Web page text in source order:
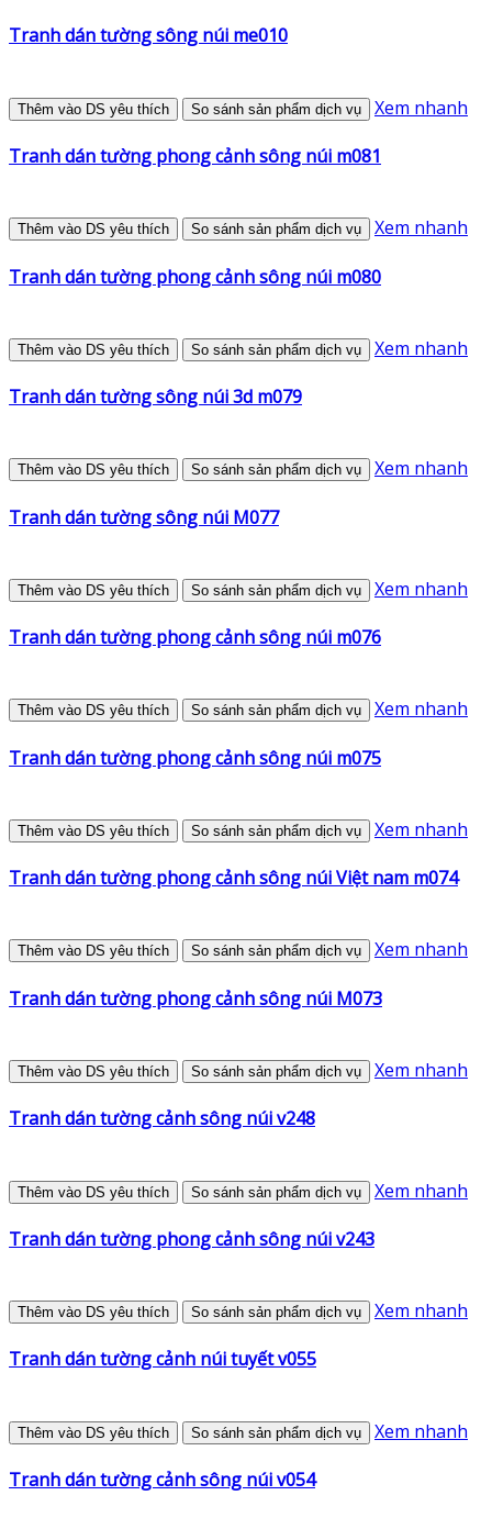
Tranh dán tường sông núi me010
Thêm vào DS yêu thích So sánh sản phẩm dịch vụ Xem nhanh
Tranh dán tường phong cảnh sông núi m081
Thêm vào DS yêu thích So sánh sản phẩm dịch vụ Xem nhanh
Tranh dán tường phong cảnh sông núi m080
Thêm vào DS yêu thích So sánh sản phẩm dịch vụ Xem nhanh
Tranh dán tường sông núi 3d m079
Thêm vào DS yêu thích So sánh sản phẩm dịch vụ Xem nhanh
Tranh dán tường sông núi M077
Thêm vào DS yêu thích So sánh sản phẩm dịch vụ Xem nhanh
Tranh dán tường phong cảnh sông núi m076
Thêm vào DS yêu thích So sánh sản phẩm dịch vụ Xem nhanh
Tranh dán tường phong cảnh sông núi m075
Thêm vào DS yêu thích So sánh sản phẩm dịch vụ Xem nhanh
Tranh dán tường phong cảnh sông núi Việt nam m074
Thêm vào DS yêu thích So sánh sản phẩm dịch vụ Xem nhanh
Tranh dán tường phong cảnh sông núi M073
Thêm vào DS yêu thích So sánh sản phẩm dịch vụ Xem nhanh
Tranh dán tường cảnh sông núi v248
Thêm vào DS yêu thích So sánh sản phẩm dịch vụ Xem nhanh
Tranh dán tường phong cảnh sông núi v243
Thêm vào DS yêu thích So sánh sản phẩm dịch vụ Xem nhanh
Tranh dán tường cảnh núi tuyết v055
Thêm vào DS yêu thích So sánh sản phẩm dịch vụ Xem nhanh
Tranh dán tường cảnh sông núi v054